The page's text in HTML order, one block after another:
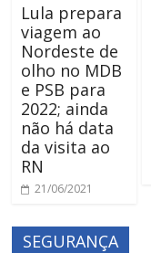
Lula prepara
viagem ao
Nordeste de
olho no MDB
e PSB para
2022; ainda
não há data
da visita ao
RN
21/06/2021
SEGURANÇA